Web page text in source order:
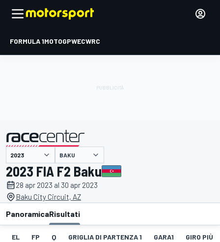
FORMULA 1MOTOGPWECWRC
presentato da BAKU
2023 FIA F2 Baku
28 apr 2023 al 30 apr 2023
Baku City Circuit, AZ
PanoramicaRisultati
EL FP Q GRIGLIA DI PARTENZA 1 GARA1 GIRO PIÙ